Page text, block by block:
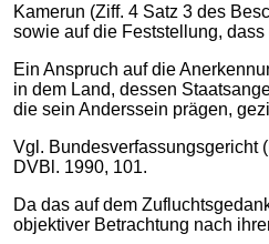
Kamerun (Ziff. 4 Satz 3 des
sowie auf die Feststellung,
Ein Anspruch auf die
in dem Land, dessen
die sein Anderssein prägen,
Vgl. Bundesverfassungsgericht
DVBl. 1990, 101.
Da das auf dem
objektiver Betrachtung nach